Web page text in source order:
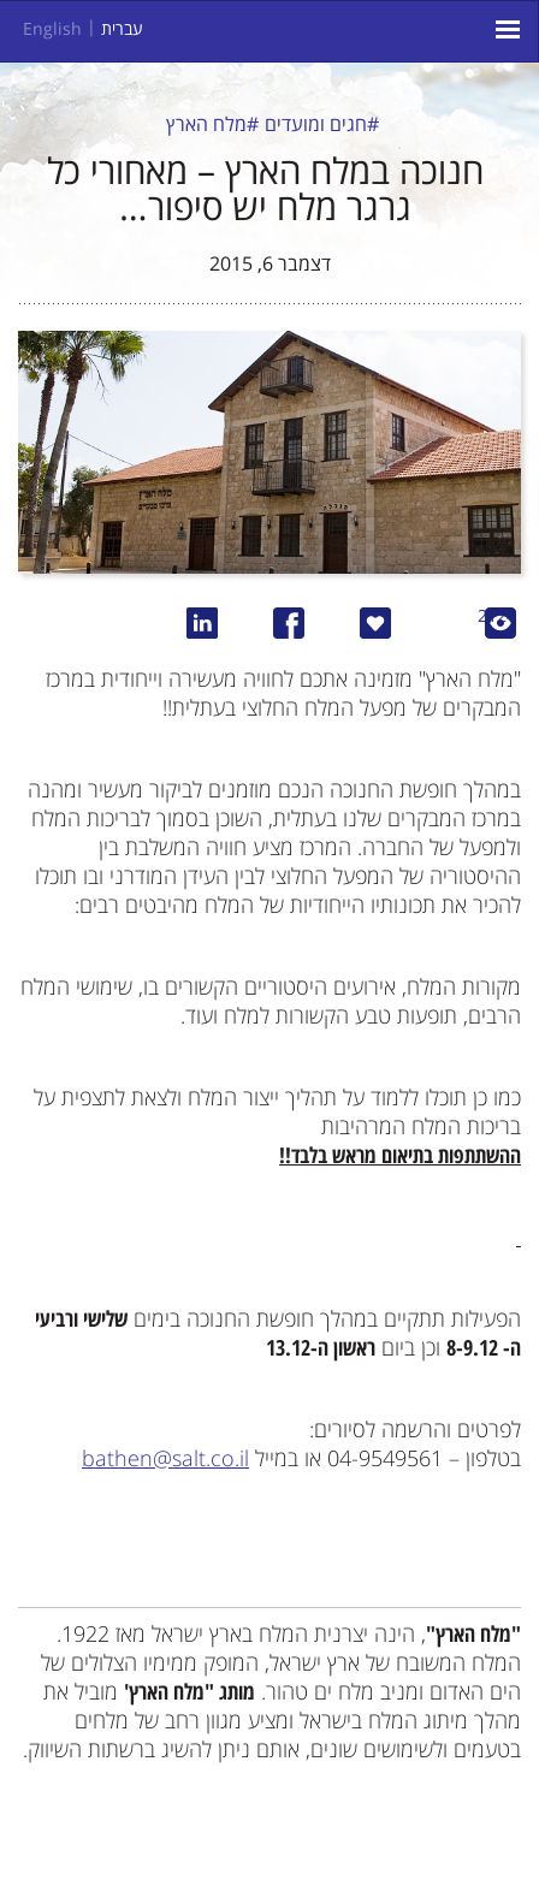
עברית English
#חגים ומועדים #מלח הארץ
חנוכה במלח הארץ – מאחורי כל
גרגר מלח יש סיפור…
דצמבר 6, 2015
2124
"מלח הארץ" מזמינה אתכם לחוויה מעשירה וייחודית במרכז
המבקרים של מפעל המלח החלוצי בעתלית!!
במהלך חופשת החנוכה הנכם מוזמנים לביקור מעשיר ומהנה
במרכז המבקרים שלנו בעתלית, השוכן בסמוך לבריכות המלח
ולמפעל של החברה. המרכז מציע חוויה המשלבת בין
ההיסטוריה של המפעל החלוצי לבין העידן המודרני ובו תוכלו
להכיר את תכונותיו הייחודיות של המלח מהיבטים רבים:
מקורות המלח, אירועים היסטוריים הקשורים בו, שימושי המלח
הרבים, תופעות טבע הקשורות למלח ועוד.
כמו כן תוכלו ללמוד על תהליך ייצור המלח ולצאת לתצפית על
בריכות המלח המרהיבות
ההשתתפות בתיאום מראש בלבד!!
הפעילות תתקיים במהלך חופשת החנוכה בימים שלישי ורביעי
ה- 8-9.12
וכן ביום ראשון ה-13.12
לפרטים והרשמה לסיורים:
בטלפון – 04-9549561 או במייל
bathen@salt.co.il
"מלח הארץ"
, הינה יצרנית המלח בארץ ישראל מאז 1922.
המלח המשובח של ארץ ישראל, המופק ממימיו הצלולים של
הים האדום ומניב מלח ים טהור. מותג "מלח הארץ' מוביל את
מהלך מיתוג המלח בישראל ומציע מגוון רחב של מלחים
בטעמים ולשימושים שונים, אותם ניתן להשיג ברשתות השיווק.